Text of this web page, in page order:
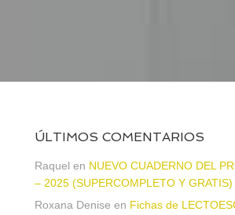
ÚLTIMOS COMENTARIOS
Raquel en NUEVO CUADERNO DEL
– 2025 (SUPERCOMPLETO Y GRATIS)
Roxana Denise en Fichas de